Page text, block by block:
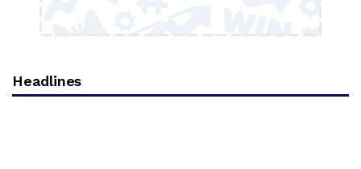
Headlines